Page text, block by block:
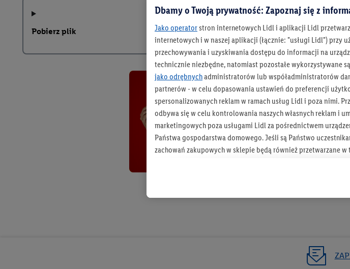
Pobierz plik
Dbamy o Twoją prywatność: Zapoznaj się z
Jako operatorstron internetowych Lidl i aplikacji Lidl
internetowych i w naszej aplikacji (łącznie: "usługi Lidl") przy
przechowywania i uzyskiwania dostępu do informacji na
technicznie niezbędne, natomiast pozostałe wykorzystywane
jako odrębnychadministratorów lub współadministratorów
partnerów - w celu dopasowania ustawień do preferencji
spersonalizowanych reklam w ramach usług Lidl i poza nimi.
odbywa się w celu kontrolowania naszych własnych reklam i
marketingowych poza usługami Lidl za pośrednictwem
Państwa gospodarstwa domowego. Jeśli są Państwo
zachowań zakupowych w sklepie będą również przetwarzane
jako
Tworzenie spersonalizowanych reklam opiera się na
końcowych w celu tworzenia grup docelowych (tzw.
przetwarzanie odbywa się również w celu pomiaru